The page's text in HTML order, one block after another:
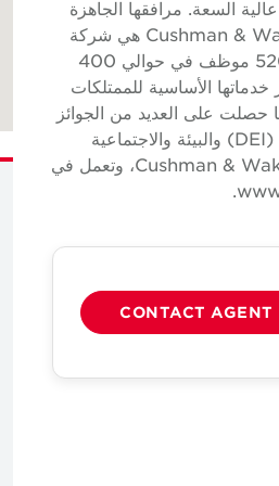
السعة. مرافقها الجاهزة
للانتقال ملائمة للعملاء. حول Cushman & Wakefield Cushman & Wakefield (NYSE: CWK) هي شركة
خدمات عقارية تجارية عالمية رائدة لأصحاب العقارات وشاغليها مع ما يقرب من 52000 موظف في حوالي 400
إيرادات قدرها 10.1 مليار دولار عبر خدماتها الأساسية للممتلكات
حصلت على العديد من الجوائز
في الصناعة والأعمال لثقافتها الحائزة على جوائز والتزامها بالتنوع والإنصاف والشمول (DEI) والبيئة والاجتماعية
والحوكمة (ESG) والمزيد. شركة تابعة مملوكة ومدارة بشكل مستقل لشركة Cushman & Wakefield، وتعمل في
CONTACT AGENT